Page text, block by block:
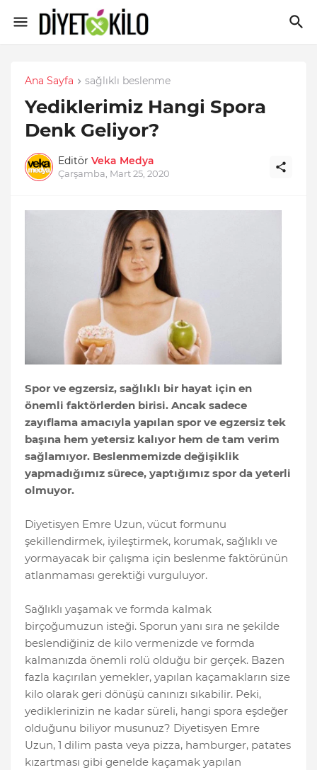
Ana Sayfa sağlıklı beslenme
Yediklerimiz Hangi Spora
Denk Geliyor?
Editör Veka Medya
Çarşamba, Mart 25, 2020
Spor ve egzersiz, sağlıklı bir hayat için en
önemli faktörlerden birisi. Ancak sadece
zayıflama amacıyla yapılan spor ve egzersiz tek
başına hem yetersiz kalıyor hem de tam verim
sağlamıyor. Beslenmemizde değişiklik
yapmadığımız sürece, yaptığımız spor da yeterli
olmuyor.
Diyetisyen Emre Uzun, vücut formunu
şekillendirmek, iyileştirmek, korumak, sağlıklı ve
yormayacak bir çalışma için beslenme faktörünün
atlanmaması gerektiği vurguluyor.
Sağlıklı yaşamak ve formda kalmak
birçoğumuzun isteği. Sporun yanı sıra ne şekilde
beslendiğiniz de kilo vermenizde ve formda
kalmanızda önemli rolü olduğu bir gerçek. Bazen
fazla kaçırılan yemekler, yapılan kaçamakların size
kilo olarak geri dönüşü canınızı sıkabilir. Peki,
yediklerinizin ne kadar süreli, hangi spora eşdeğer
olduğunu biliyor musunuz? Diyetisyen Emre
Uzun, 1 dilim pasta veya pizza, hamburger, patates
kızartması gibi genelde kaçamak yapılan